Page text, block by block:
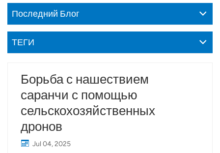
Tiếng Việt
Последний Блог
ТЕГИ
Борьба с нашествием
саранчи с помощью
сельскохозяйственных
дронов
Jul 04, 2025